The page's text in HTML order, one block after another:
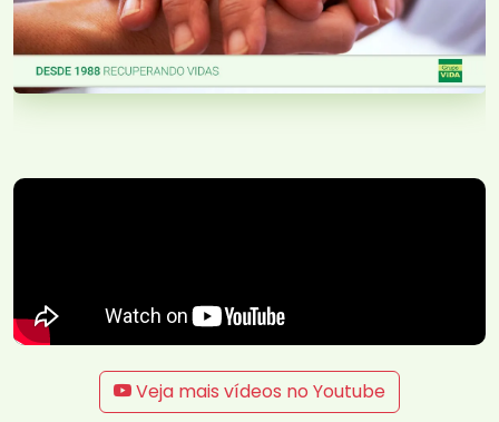
Veja mais vídeos no Youtube